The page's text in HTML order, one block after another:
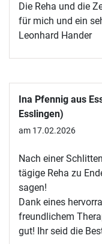
Die Reha und die
für mich und ein
Leonhard Hander
Ina Pfennig aus
Esslingen)
am 17.02.2026
Nach einer
tägige Reha zu
sagen!
Dank eines
freundlichem
gut! Ihr seid die